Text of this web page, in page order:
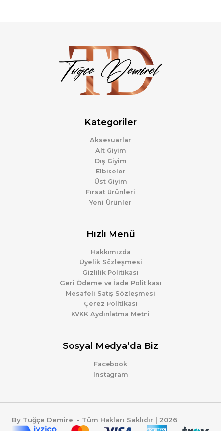
Kategoriler
Aksesuarlar
Alt Giyim
Dış Giyim
Elbiseler
Üst Giyim
Fırsat Ürünleri
Yeni Ürünler
Hızlı Menü
Hakkımızda
Üyelik Sözleşmesi
Gizlilik Politikası
Geri Ödeme ve İade Politikası
Mesafeli Satış Sözleşmesi
Çerez Politikası
KVKK Aydınlatma Metni
Sosyal Medya’da Biz
Facebook
Instagram
By Tuğçe Demirel - Tüm Hakları Saklıdır | 2026